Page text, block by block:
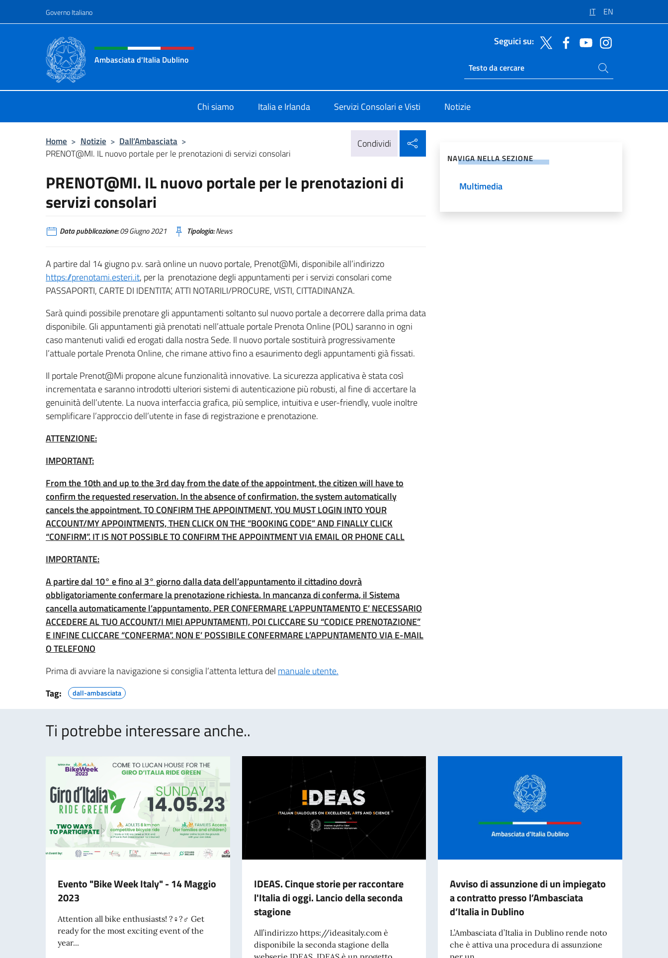
Governo Italiano IT EN
Intestazione sito, social e menù
Ambasciata d'Italia Dublino
Seguici su:
Ricerca sito live
Cerca nel sito
Chi siamo Italia e Irlanda Servizi Consolari e Visti Notizie
Home > Notizie > Dall’Ambasciata >
PRENOT@MI. IL nuovo portale per le prenotazioni di servizi consolari
Condividi
PRENOT@MI. IL nuovo portale per le prenotazioni di
servizi consolari
Data pubblicazione:09 Giugno 2021 Tipologia:News
A partire dal 14 giugno p.v. sarà online un nuovo portale, Prenot@Mi, disponibile all’indirizzo
https://prenotami.esteri.it, per la prenotazione degli appuntamenti per i servizi consolari come
PASSAPORTI, CARTE DI IDENTITA’, ATTI NOTARILI/PROCURE, VISTI, CITTADINANZA.
Sarà quindi possibile prenotare gli appuntamenti soltanto sul nuovo portale a decorrere dalla prima data
disponibile. Gli appuntamenti già prenotati nell’attuale portale Prenota Online (POL) saranno in ogni
caso mantenuti validi ed erogati dalla nostra Sede. Il nuovo portale sostituirà progressivamente
l’attuale portale Prenota Online, che rimane attivo fino a esaurimento degli appuntamenti già fissati.
Il portale Prenot@Mi propone alcune funzionalità innovative. La sicurezza applicativa è stata così
incrementata e saranno introdotti ulteriori sistemi di autenticazione più robusti, al fine di accertare la
genuinità dell’utente. La nuova interfaccia grafica, più semplice, intuitiva e user-friendly, vuole inoltre
semplificare l’approccio dell’utente in fase di registrazione e prenotazione.
ATTENZIONE:
IMPORTANT:
From the 10th and up to the 3rd day from the date of the appointment, the citizen will have to
confirm the requested reservation. In the absence of confirmation, the system automatically
cancels the appointment. TO CONFIRM THE APPOINTMENT, YOU MUST LOGIN INTO YOUR
ACCOUNT/MY APPOINTMENTS, THEN CLICK ON THE “BOOKING CODE” AND FINALLY CLICK
“CONFIRM”. IT IS NOT POSSIBLE TO CONFIRM THE APPOINTMENT VIA EMAIL OR PHONE CALL
IMPORTANTE:
A partire dal 10° e fino al 3° giorno dalla data dell’appuntamento il cittadino dovrà
obbligatoriamente confermare la prenotazione richiesta. In mancanza di conferma, il Sistema
cancella automaticamente l’appuntamento. PER CONFERMARE L’APPUNTAMENTO E’ NECESSARIO
ACCEDERE AL TUO ACCOUNT/I MIEI APPUNTAMENTI, POI CLICCARE SU “CODICE PRENOTAZIONE”
E INFINE CLICCARE “CONFERMA”. NON E’ POSSIBILE CONFERMARE L’APPUNTAMENTO VIA E-MAIL
O TELEFONO
Prima di avviare la navigazione si consiglia l’attenta lettura del manuale utente.
Tag:
dall-ambasciata
NAVIGA NELLA SEZIONE
Multimedia
Ti potrebbe interessare anche..
Evento "Bike Week Italy" - 14 Maggio
2023
Attention all bike enthusiasts! ?‍♀️?‍♂️ Get
ready for the most exciting event of the
year...
IDEAS. Cinque storie per raccontare
l'Italia di oggi. Lancio della seconda
stagione
All’indirizzo https://ideasitaly.com è
disponibile la seconda stagione della
Avviso di assunzione di un impiegato
a contratto presso l’Ambasciata
d’Italia in Dublino
L’Ambasciata d’Italia in Dublino rende noto
che è attiva una procedura di assunzione